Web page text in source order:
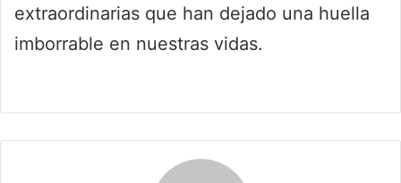
extraordinarias que han dejado una huella
imborrable en nuestras vidas.